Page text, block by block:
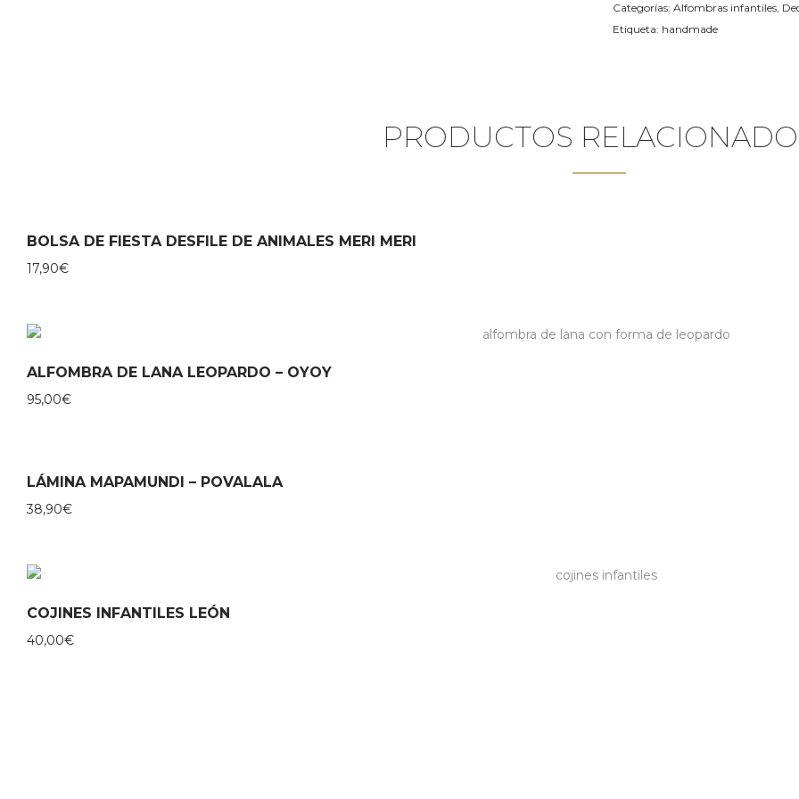
Categorías: Alfombras infantiles
Etiqueta: handmade
PRODUCTOS
BOLSA DE FIESTA DESFILE DE ANIMALES MERI MERI
17,90€
ALFOMBRA DE LANA LEOPARDO – OYOY
95,00€
LÁMINA MAPAMUNDI – POVALALA
38,90€
COJINES INFANTILES LEÓN
40,00€